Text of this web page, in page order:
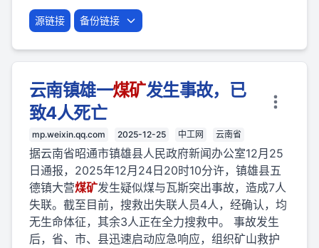
源链接 备份链接
云南镇雄一煤矿发生事故，已
致4人死亡
mp.weixin.qq.com 2025-12-25 中工网 云南省
据云南省昭通市镇雄县人民政府新闻办公室12月25
日通报，2025年12月24日20时10分许，镇雄县五
德镇大营煤矿发生疑似煤与瓦斯突出事故，造成7人
失联。截至目前，搜救出失联人员4人，经确认，均
无生命体征，其余3人正在全力搜救中。 事故发生
后，省、市、县迅速启动应急响应，组织矿山救护